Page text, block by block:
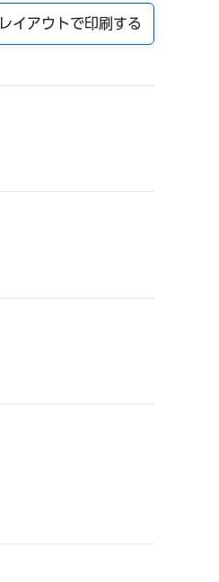
イアウトで印刷する